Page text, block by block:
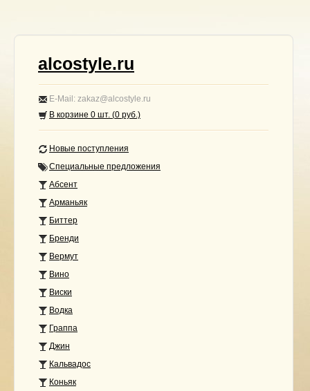
alcostyle.ru
E-Mail: zakaz@alcostyle.ru
В корзине 0 шт. (0 руб.)
Новые поступления
Специальные предложения
Абсент
Арманьяк
Биттер
Бренди
Вермут
Вино
Виски
Водка
Граппа
Джин
Кальвадос
Коньяк